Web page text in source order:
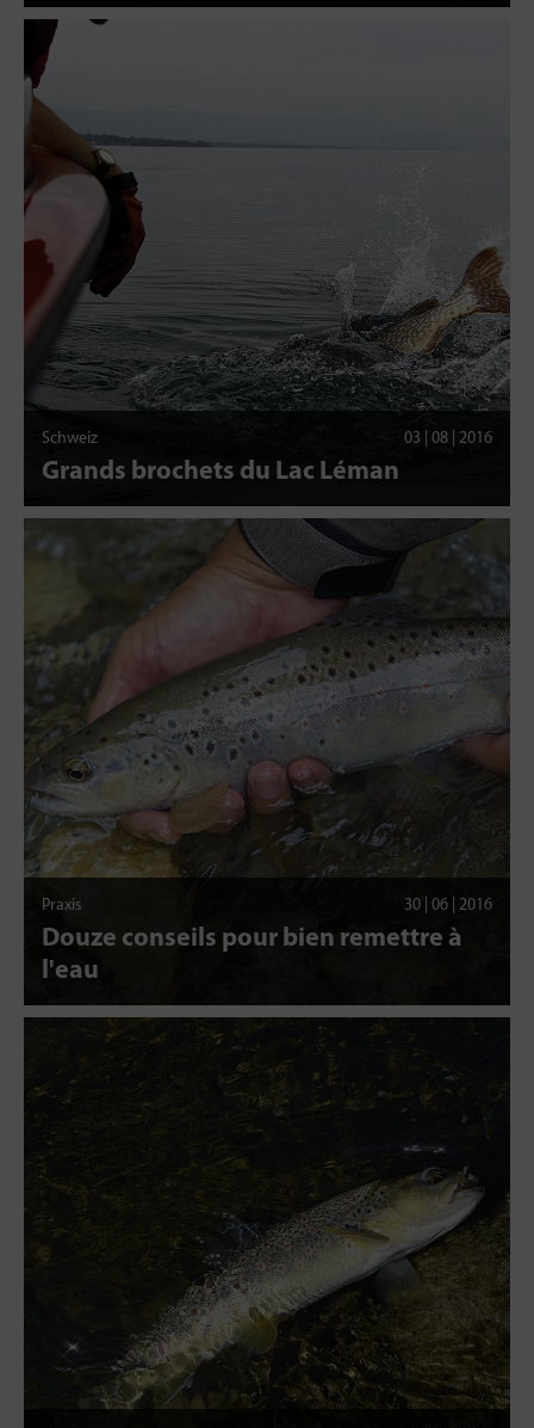
Schweiz 03 | 08 | 2016
Grands brochets du Lac Léman
Praxis 30 | 06 | 2016
Douze conseils pour bien remettre à
l'eau